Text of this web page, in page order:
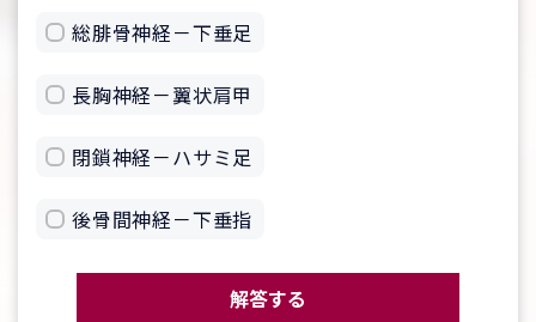
総腓骨神経－下垂足
長胸神経－翼状肩甲
閉鎖神経－ハサミ足
後骨間神経－下垂指
解答する